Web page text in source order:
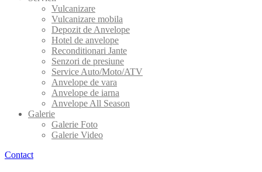
Vulcanizare
Vulcanizare mobila
Depozit de Anvelope
Hotel de anvelope
Reconditionari Jante
Senzori de presiune
Service Auto/Moto/ATV
Anvelope de vara
Anvelope de iarna
Anvelope All Season
Galerie
Galerie Foto
Galerie Video
Contact